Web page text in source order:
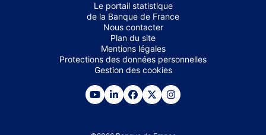
Le portail statistique
de la Banque de France
Nous contacter
Plan du site
Mentions légales
Protections des données personnelles
Gestion des cookies